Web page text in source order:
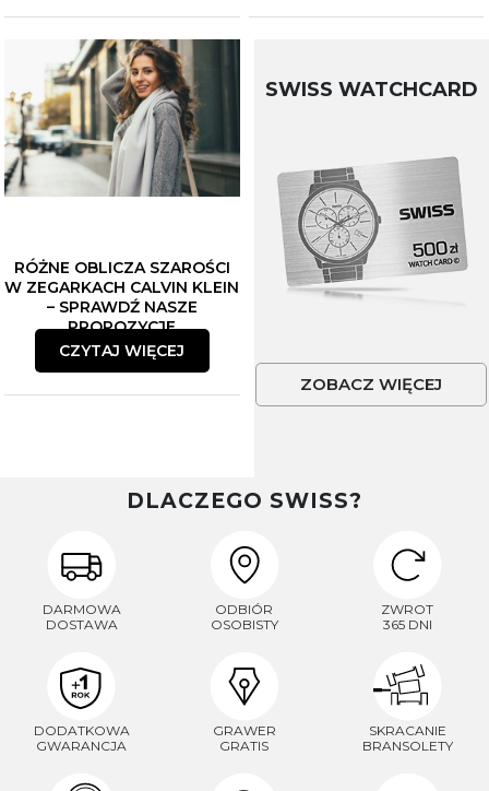
RÓŻNE OBLICZA SZAROŚCI
W ZEGARKACH CALVIN KLEIN
– SPRAWDŹ NASZE
PROPOZYCJE
CZYTAJ WIĘCEJ
SWISS WATCHCARD
ZOBACZ WIĘCEJ
DLACZEGO SWISS?
DARMOWA
DOSTAWA
ODBIÓR
OSOBISTY
ZWROT
365 DNI
DODATKOWA
GWARANCJA
GRAWER
GRATIS
SKRACANIE
BRANSOLETY